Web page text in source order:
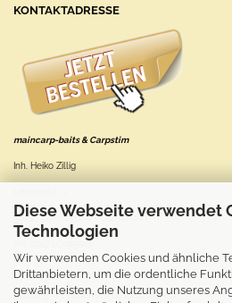
Diese Webseite verwendet
Technologien
Wir verwenden Cookies und ähnliche
Drittanbietern, um die ordentliche
gewährleisten, die Nutzung unseres
KONTAKTADRESSE
maincarp-baits & Carpstim
Inh. Heiko Zillig
96250 Ebensfeld OT Oberbrunn
Tel: 09573/2189547
Achtung: wir haben kein Ladenlokal mit